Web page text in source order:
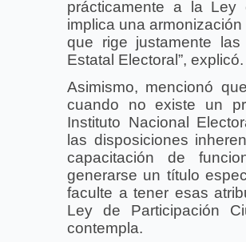
prácticamente a la Ley
implica una
que rige justamente
Estatal Electoral”, explicó.
Asimismo, mencionó
cuando no existe un
Instituto Nacional
las disposiciones
capacitación de
generarse un título
faculte a tener esas
Ley de Participación
contempla.